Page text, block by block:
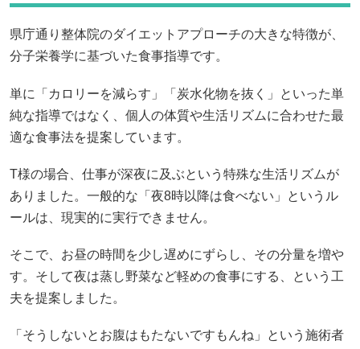
県庁通り整体院のダイエットアプローチの大きな特徴が、
分子栄養学に基づいた食事指導です。
単に「カロリーを減らす」「炭水化物を抜く」といった単
純な指導ではなく、個人の体質や生活リズムに合わせた最
適な食事法を提案しています。
T様の場合、仕事が深夜に及ぶという特殊な生活リズムが
ありました。一般的な「夜8時以降は食べない」というル
ールは、現実的に実行できません。
そこで、お昼の時間を少し遅めにずらし、その分量を増や
す。そして夜は蒸し野菜など軽めの食事にする、という工
夫を提案しました。
「そうしないとお腹はもたないですもんね」という施術者